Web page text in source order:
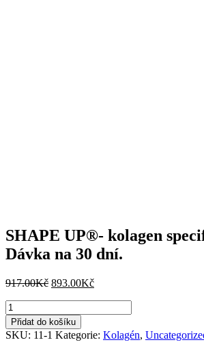
SHAPE UP®- kolagen
Dávka na 30 dní.
917.00Kč Původní
917.00Kč.
893.00KčAktuální
SHAPE
UP®-
kolagen
specifický
Přidat do košíku
SKU: 11-1 Kategorie: Kolagén,